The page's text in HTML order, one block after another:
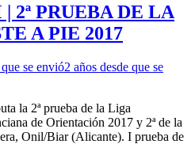
2ª PRUEBA DE LA
A PIE 2017
se envió2 años desde que se
la 2ª prueba de la Liga
de Orientación 2017 y 2ª de la
Onil/Biar (Alicante). I prueba de